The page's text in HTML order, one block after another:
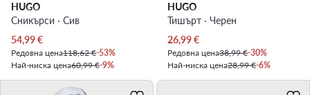
HUGO
Сникърси · Сив
Актуална цена
54,99€
Редовна цена118,62 €-53%
Най-ниска цена60,99 €-9%
HUGO
Тишърт · Черен
Актуална цена
26,99€
Редовна цена38,99 €-30%
Най-ниска цена28,99 €-6%